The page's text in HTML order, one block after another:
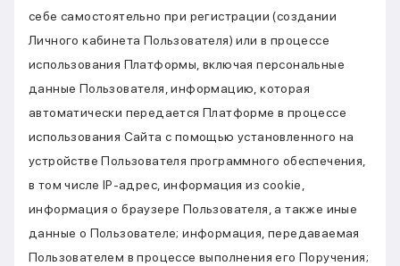
себе самостоятельно при регистрации (создании
Личного кабинета Пользователя) или в процессе
использования Платформы, включая персональные
данные Пользователя, информацию, которая
автоматически передается Платформе в процессе
использования Сайта с помощью установленного на
устройстве Пользователя программного обеспечения,
в том числе IP-адрес, информация из cookie,
информация о браузере Пользователя, а также иные
данные о Пользователе; информация, передаваемая
Пользователем в процессе выполнения его Поручения;